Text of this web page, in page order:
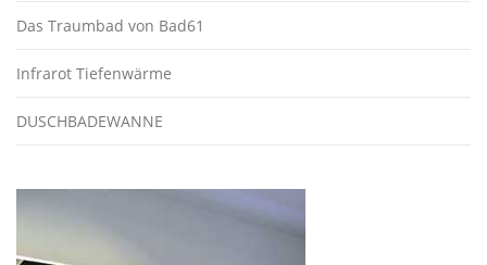
Das Traumbad von Bad61
Infrarot Tiefenwärme
DUSCHBADEWANNE